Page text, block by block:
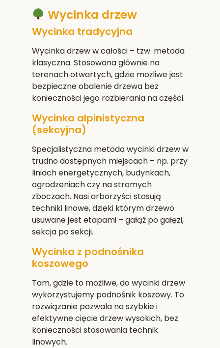
Wycinka drzew
Wycinka tradycyjna
Wycinka drzew w całości – tzw. metoda
klasyczna. Stosowana głównie na
terenach otwartych, gdzie możliwe jest
bezpieczne obalenie drzewa bez
konieczności jego rozbierania na części.
Wycinka alpinistyczna
(sekcyjna)
Specjalistyczna metoda wycinki drzew w
trudno dostępnych miejscach – np. przy
liniach energetycznych, budynkach,
ogrodzeniach czy na stromych
zboczach. Nasi arborzyści stosują
techniki linowe, dzięki którym drzewo
usuwane jest etapami – gałąź po gałęzi,
sekcja po sekcji.
Wycinka z podnośnika
koszowego
Tam, gdzie to możliwe, do wycinki drzew
wykorzystujemy podnośnik koszowy. To
rozwiązanie pozwala na szybkie i
efektywne cięcie drzew wysokich, bez
konieczności stosowania technik
linowych.